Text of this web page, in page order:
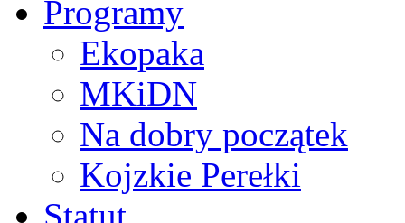
Programy
Ekopaka
MKiDN
Na dobry początek
Kojzkie Perełki
Statut